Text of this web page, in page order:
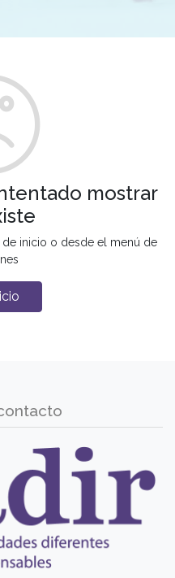
mostrar
de inicio o desde el menú de